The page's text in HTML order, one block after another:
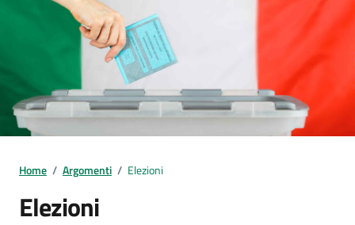
Home / Argomenti / Elezioni
Elezioni